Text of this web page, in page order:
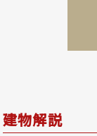
建物解説